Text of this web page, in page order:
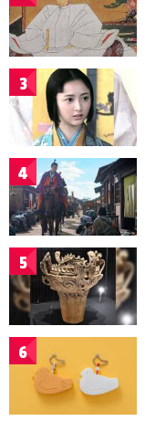
3
4
5
6